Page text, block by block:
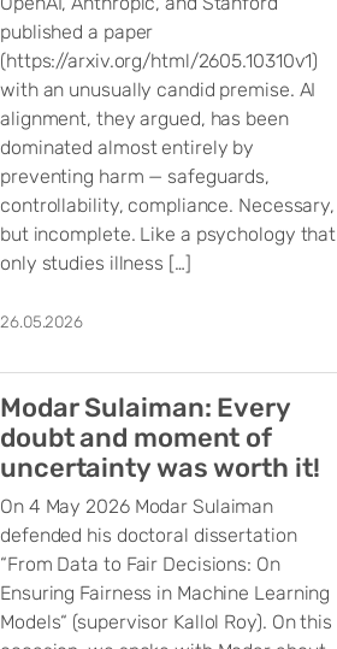
published a paper
(https://arxiv.org/html/2605.10310v1)
with an unusually candid premise. AI
alignment, they argued, has been
dominated almost entirely by
preventing harm — safeguards,
controllability, compliance. Necessary,
but incomplete. Like a psychology that
only studies illness […]
26.05.2026
Modar Sulaiman: Every
doubt and moment of
uncertainty was worth it!
On 4 May 2026 Modar Sulaiman
defended his doctoral dissertation
“From Data to Fair Decisions: On
Ensuring Fairness in Machine Learning
Models“ (supervisor Kallol Roy). On this